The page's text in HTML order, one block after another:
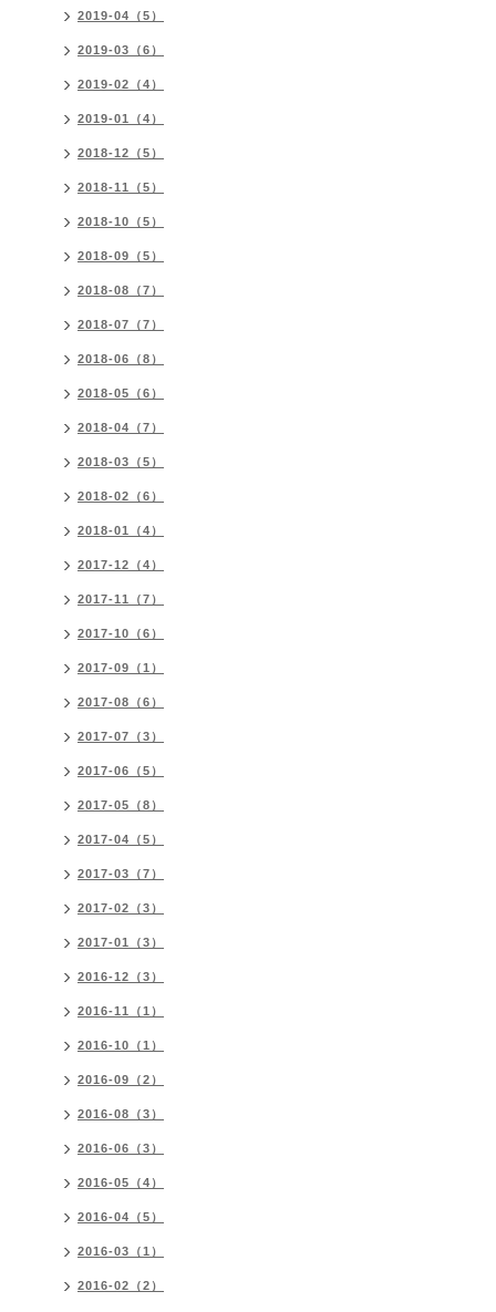
2019-04（5）
2019-03（6）
2019-02（4）
2019-01（4）
2018-12（5）
2018-11（5）
2018-10（5）
2018-09（5）
2018-08（7）
2018-07（7）
2018-06（8）
2018-05（6）
2018-04（7）
2018-03（5）
2018-02（6）
2018-01（4）
2017-12（4）
2017-11（7）
2017-10（6）
2017-09（1）
2017-08（6）
2017-07（3）
2017-06（5）
2017-05（8）
2017-04（5）
2017-03（7）
2017-02（3）
2017-01（3）
2016-12（3）
2016-11（1）
2016-10（1）
2016-09（2）
2016-08（3）
2016-06（3）
2016-05（4）
2016-04（5）
2016-03（1）
2016-02（2）